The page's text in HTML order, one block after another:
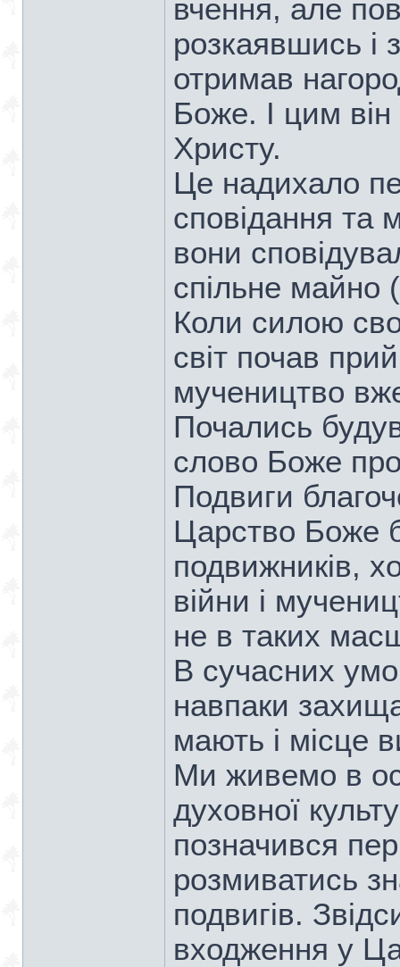
вчення, але
розкаявшись і
отримав
Боже. І цим він
Христу.
Це надихало
сповідання та
вони
спільне майно
Коли силою
світ почав
мучеництво
Почались
слово Боже
Подвиги
Царство Боже
подвижників,
війни і
не в таких
В сучасних
навпаки
мають і місце
Ми живемо в
духовної
позначився
розмиватись
подвигів.
входження у